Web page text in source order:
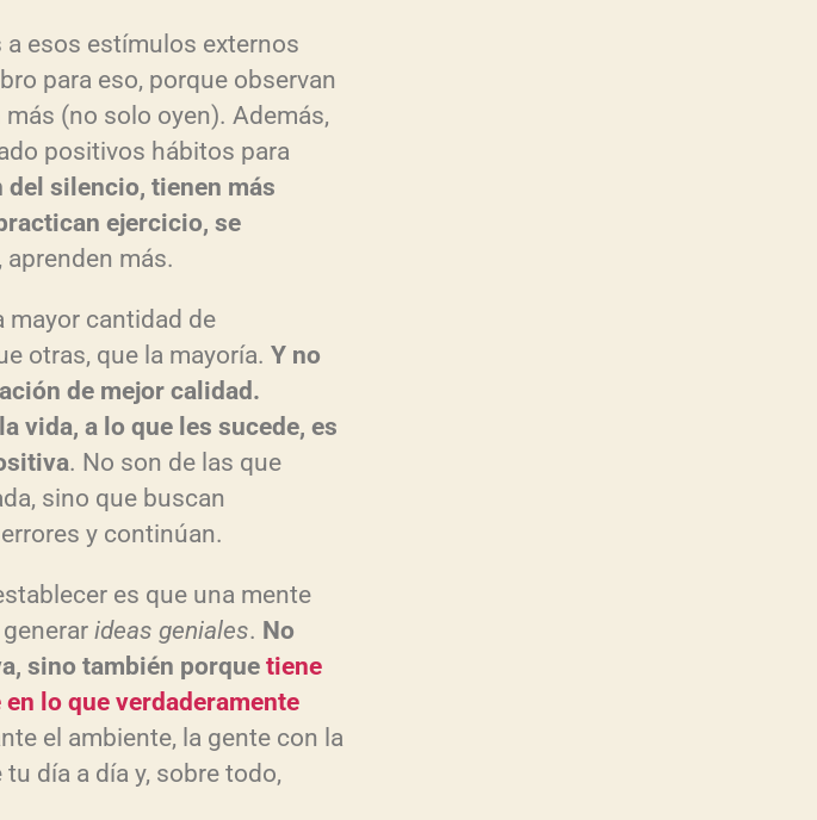
esos estímulos externos
para eso, porque observan
(no solo oyen). Además,
positivos hábitos para
del silencio, tienen más
ejercicio, se
, aprenden más.
mayor cantidad de
otras, que la mayoría. Y no
de mejor calidad.
vida, a lo que les sucede, es
. No son de las que
sino que buscan
y continúan.
es que una mente
ideas geniales. No
sino también porque tiene
lo que verdaderamente
el ambiente, la gente con la
día a día y, sobre todo,